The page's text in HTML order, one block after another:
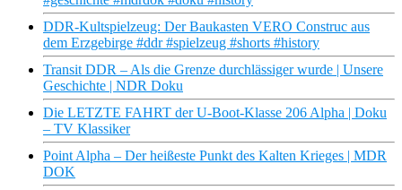
DDR-Kultspielzeug: Der Baukasten VERO Construc aus
dem Erzgebirge #ddr #spielzeug #shorts #history
Transit DDR – Als die Grenze durchlässiger wurde | Unsere
Geschichte | NDR Doku
Die LETZTE FAHRT der U-Boot-Klasse 206 Alpha | Doku
– TV Klassiker
Point Alpha – Der heißeste Punkt des Kalten Krieges | MDR
DOK